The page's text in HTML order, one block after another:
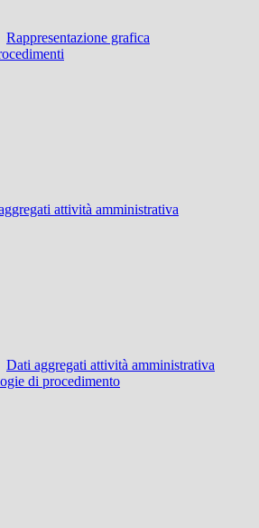
Rappresentazione grafica
attività amministrativa
Dati aggregati attività amministrativa
di procedimento